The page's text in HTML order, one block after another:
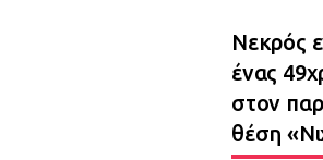
Νεκρός
ένας
στον
θέση